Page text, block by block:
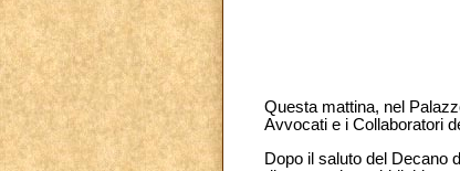
Questa mattina, nel
Avvocati e i Collaboratori
Dopo il saluto del Decano